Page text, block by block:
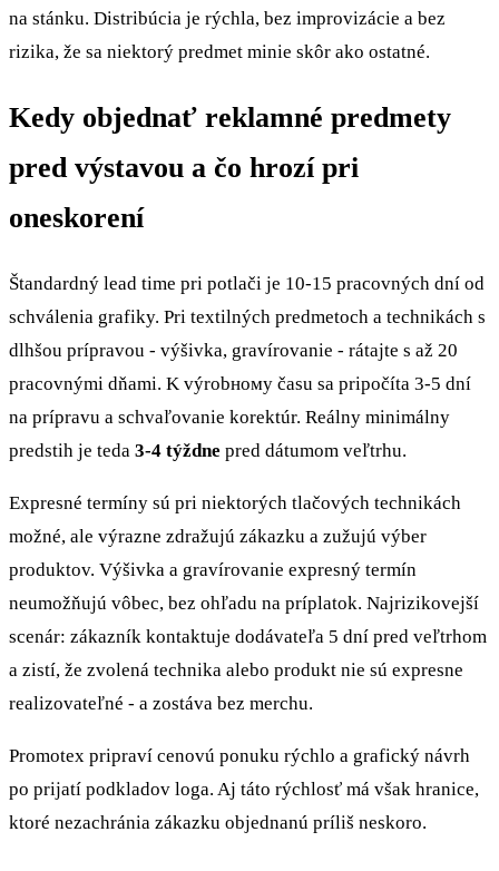
na stánku. Distribúcia je rýchla, bez improvizácie a bez
rizika, že sa niektorý predmet minie skôr ako ostatné.
Kedy objednať reklamné predmety
pred výstavou a čo hrozí pri
oneskorení
Štandardný lead time pri potlači je 10-15 pracovných dní od
schválenia grafiky. Pri textilných predmetoch a technikách s
dlhšou prípravou - výšivka, gravírovanie - rátajte s až 20
pracovnými dňami. K výrobному času sa pripočíta 3-5 dní
na prípravu a schvaľovanie korektúr. Reálny minimálny
predstih je teda 3-4 týždne pred dátumom veľtrhu.
Expresné termíny sú pri niektorých tlačových technikách
možné, ale výrazne zdražujú zákazku a zužujú výber
produktov. Výšivka a gravírovanie expresný termín
neumožňujú vôbec, bez ohľadu na príplatok. Najrizikovejší
scenár: zákazník kontaktuje dodávateľa 5 dní pred veľtrhom
a zistí, že zvolená technika alebo produkt nie sú expresne
realizovateľné - a zostáva bez merchu.
Promotex pripraví cenovú ponuku rýchlo a grafický návrh
po prijatí podkladov loga. Aj táto rýchlosť má však hranice,
ktoré nezachránia zákazku objednanú príliš neskoro.